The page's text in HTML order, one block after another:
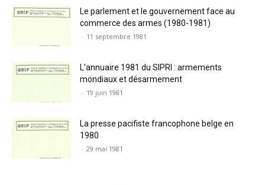
Le parlement et le gouvernement face au
commerce des armes (1980-1981)
- 11 septembre 1981
L’annuaire 1981 du SIPRI : armements
mondiaux et désarmement
- 19 juin 1981
La presse pacifiste francophone belge en
1980
- 29 mai 1981